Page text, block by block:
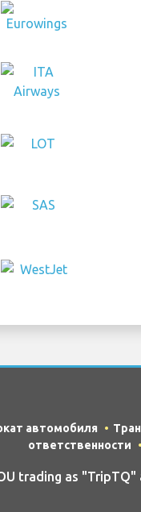
автомобиля
ответственности
trading as